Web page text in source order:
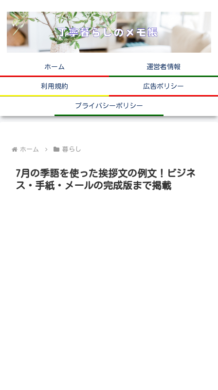
ホーム 運営者情報
利用規約 広告ポリシー
プライバシーポリシー
ホーム 暮らし
7月の季語を使った挨拶文の例文！ビジネ
ス・手紙・メールの完成版まで掲載